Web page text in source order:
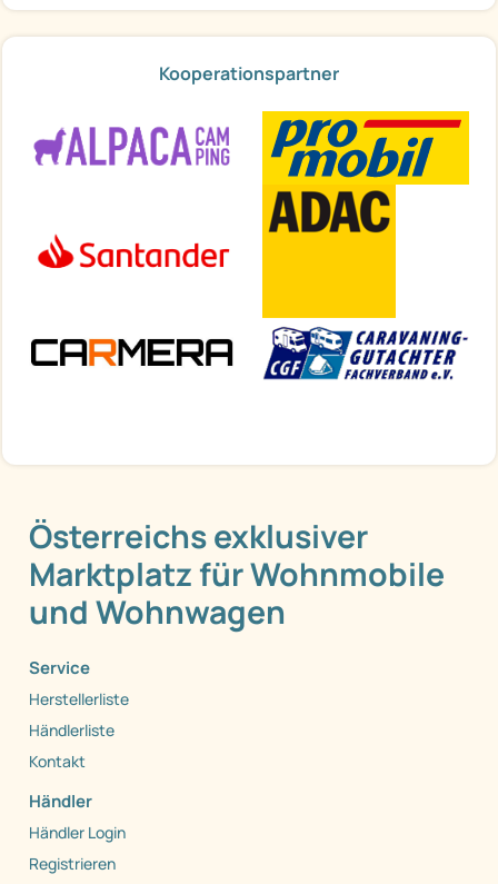
Kooperationspartner
Österreichs exklusiver
Marktplatz für Wohnmobile
und Wohnwagen
Service
Herstellerliste
Händlerliste
Kontakt
Händler
Händler Login
Registrieren